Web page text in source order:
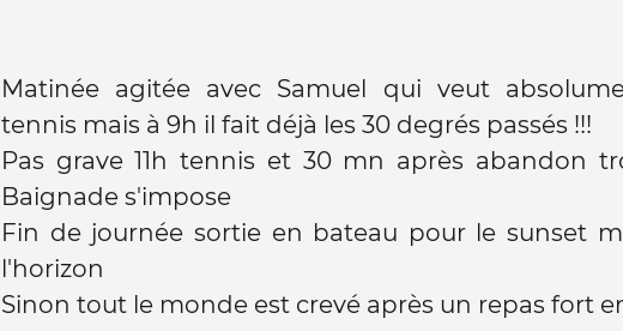
Matinée agitée avec Samuel qui veut
tennis mais à 9h il fait déjà les 30 degrés passés !!!
Pas grave 11h tennis et 30 mn après abandon
Baignade s'impose
Fin de journée sortie en bateau pour le sunset
l'horizon
Sinon tout le monde est crevé après un repas fort